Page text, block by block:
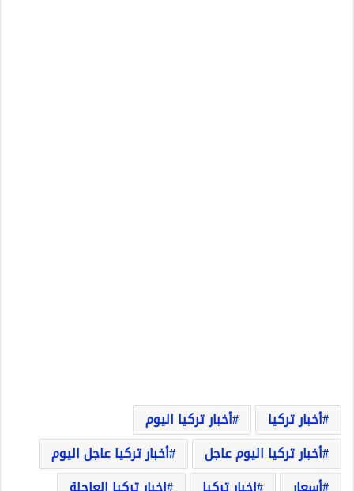
أخبار تركيا
أخبار تركيا اليوم
أخبار تركيا اليوم عاجل
أخبار تركيا عاجل اليوم